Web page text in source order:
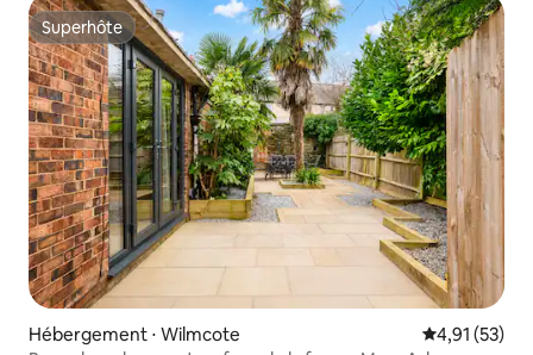
Superhôte
Superhôte
Hébergement ⋅ Wilmcote Évaluation
4,91 (53)